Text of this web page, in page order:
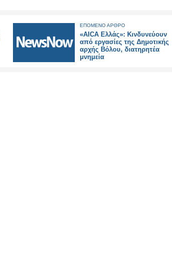
ΕΠΟΜΕΝΟ ΑΡΘΡΟ
«AICA Ελλάς»: Κινδυνεύουν
από εργασίες της Δημοτικής
αρχής Βόλου, διατηρητέα
μνημεία